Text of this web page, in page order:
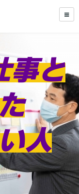
事と
人